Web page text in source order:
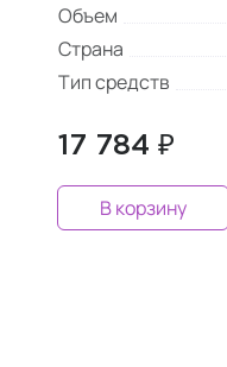
Объем
Страна
Тип средств
17 784 ₽
В корзину